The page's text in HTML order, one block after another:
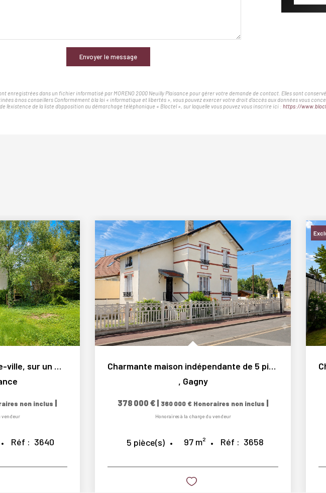
Envoyer le message
enregistrées dans un fichier informatisé par MORENO 2000 Neuilly Plaisance pour gérer votre demande de contact. Elles sont
à nos conseillers Conformément à la loi « informatique et libertés », vous pouvez exercer votre droit d'accès aux données vous
l'existence de la liste d'opposition au démarchage téléphonique « Bloctel », sur laquelle vous pouvez vous inscrire ici : https://
Maison au coeur du centre-ville, sur un magnifique terrain...
non inclus |
vendeur
Réf : 3640
Charmante maison indépendante de 5 pièces avec jardin arboré
, Gagny
378 000 € | 360 000 € Honoraires non inclus |
Honoraires à la charge du vendeur
5 pièce(s) 97 m² Réf : 3658